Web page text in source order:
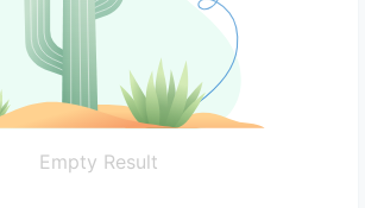
Empty Result